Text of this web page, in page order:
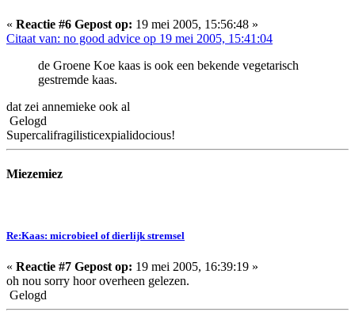
« Reactie #6 Gepost op: 19 mei 2005, 15:56:48 »
Citaat van: no good advice op 19 mei 2005, 15:41:04
de Groene Koe kaas is ook een bekende vegetarisch
gestremde kaas.
dat zei annemieke ook al
Gelogd
Supercalifragilisticexpialidocious!
Miezemiez
Re:Kaas: microbieel of dierlijk stremsel
« Reactie #7 Gepost op: 19 mei 2005, 16:39:19 »
oh nou sorry hoor overheen gelezen.
Gelogd